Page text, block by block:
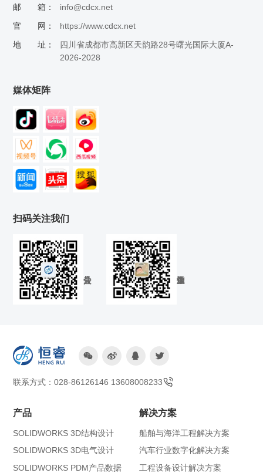
邮 箱：
info@cdcx.net
官 网：
https://www.cdcx.net
地 址：
四川省成都市高新区天韵路28号曙光国际大厦A-
2026-2028
媒体矩阵
扫码关注我们
   
联系方式：028-86126146 13608008233
产品
SOLIDWORKS 3D结构设计
SOLIDWORKS 3D电气设计
SOLIDWORKS PDM产品数据
解决方案
船舶与海洋工程解决方案
汽车行业数字化解决方案
工程设备设计解决方案